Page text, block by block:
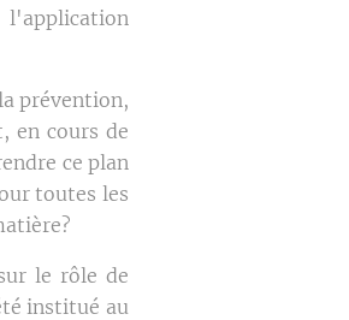
l'application
prévention,
en cours de
ce plan
toutes les
le rôle de
institué au